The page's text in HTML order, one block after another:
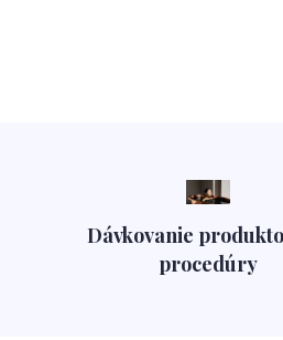
Dávkovanie
procedúry